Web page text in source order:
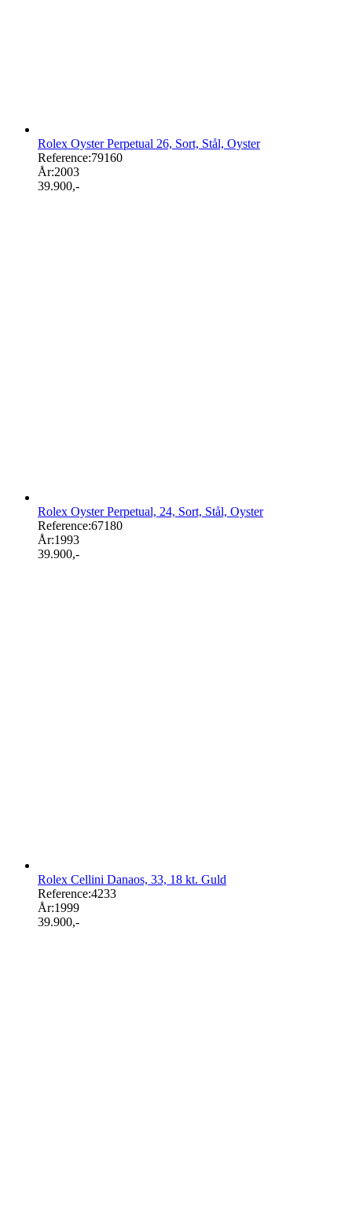
Rolex Oyster Perpetual 26, Sort, Stål, Oyster
Reference:79160
År:2003
39.900,-
Rolex Oyster Perpetual, 24, Sort, Stål, Oyster
Reference:67180
År:1993
39.900,-
Rolex Cellini Danaos, 33, 18 kt. Guld
Reference:4233
År:1999
39.900,-